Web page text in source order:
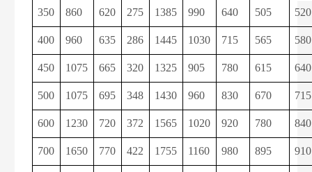
350 860 620 275 1385 990 640 505 520
400 960 635 286 1445 1030 715 565 580
450 1075 665 320 1325 905 780 615 640
500 1075 695 348 1430 960 830 670 715
600 1230 720 372 1565 1020 920 780 840
700 1650 770 422 1755 1160 980 895 910